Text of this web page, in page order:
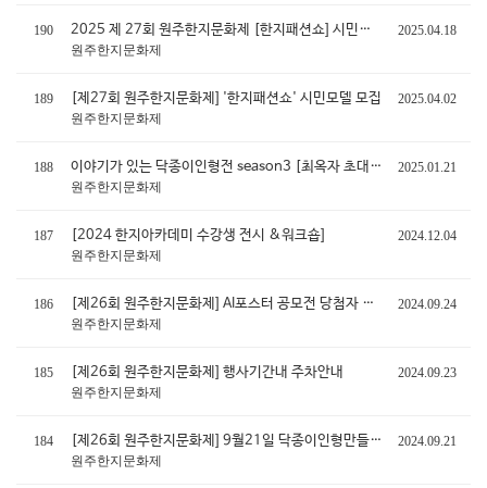
190 2025 제 27회 원주한지문화제 [한지패션쇼] 시민모델 선발 명단입니다.
2025.04.18
원주한지문화제
189 [제27회 원주한지문화제] '한지패션쇼' 시민모델 모집
2025.04.02
원주한지문화제
188 이야기가 있는 닥종이인형전 season3 [최옥자 초대전]
2025.01.21
원주한지문화제
187 [2024 한지아카데미 수강생 전시 &워크숍]
2024.12.04
원주한지문화제
186 [제26회 원주한지문화제] AI포스터 공모전 당첨자 발표
2024.09.24
원주한지문화제
185 [제26회 원주한지문화제] 행사기간내 주차안내
2024.09.23
원주한지문화제
184 [제26회 원주한지문화제] 9월21일 닥종이인형만들기 체험 우천으로 인한 취소 (내일부터 정상 진행)
2024.09.21
원주한지문화제